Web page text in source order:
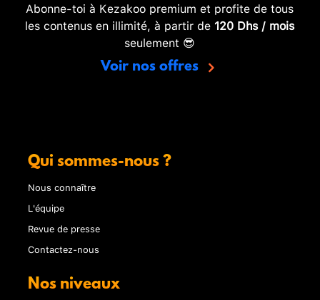
Abonne-toi à Kezakoo premium et profite de tous
les contenus en illimité, à partir de 120 Dhs / mois
seulement 😎
Voir nos offres
Qui sommes-nous ?
Nous connaître
L'équipe
Revue de presse
Contactez-nous
Nos niveaux